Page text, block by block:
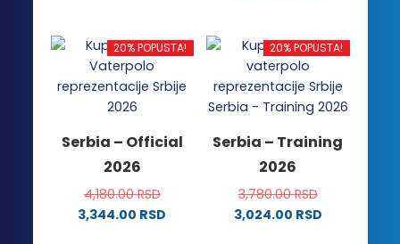
mogu
biti
izabrane
na
proizvoda.
ima
više
varijanti.
Opcije
biti
izabrane
na
stranici
20% POPUSTA!
Serbia – Official
2026
4,180.00RSD
3,344.00 RSD
20% POPUSTA!
Serbia – Training
2026
3,780.00RSD
3,024.00 RSD